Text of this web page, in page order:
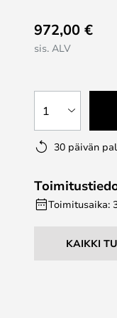
972,00 €
sis. ALV
1
30 päivän
Toimitusaika:
KAIKKI